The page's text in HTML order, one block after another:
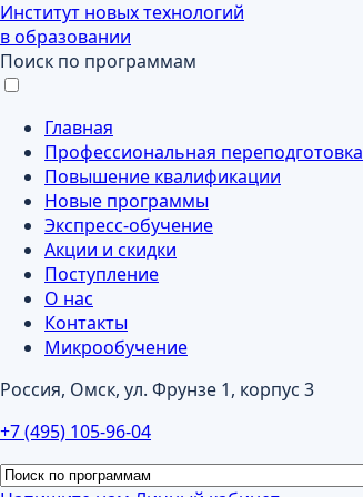
Институт новых технологий
в образовании
Поиск по программам
Главная
Профессиональная переподготовка
Повышение квалификации
Новые программы
Экспресс-обучение
Акции и скидки
Поступление
О нас
Контакты
Микрообучение
Россия, Омск, ул. Фрунзе 1, корпус 3
+7 (495) 105-96-04